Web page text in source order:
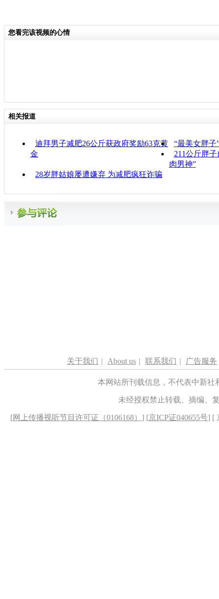
您看完该视频的心情
相关报道
迪拜男子减肥26公斤获政府奖励63克黄
金
“最美女胖子
211公斤胖
肉男神”
28岁胖姑娘屡遭嫌弃 为减肥疯狂诈骗
关于我们 | About us | 联系我们 | 广告服务
本网站所刊载信息，不代表中新
未经授权禁止转载、摘编、
[网上传播视听节目许可证（0106168） ] [京ICP证040655号] [